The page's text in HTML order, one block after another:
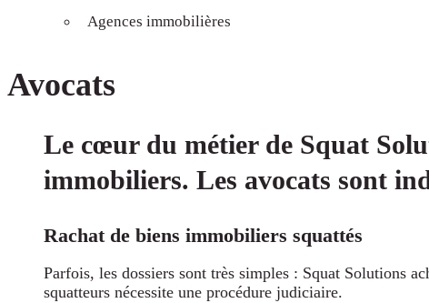
Agences immobilières
Avocats
Le cœur du métier de Squat
immobiliers. Les avocats sont
Rachat de biens immobiliers squattés
Parfois, les dossiers sont très simples : Squat Solutions
squatteurs nécessite une procédure judiciaire.